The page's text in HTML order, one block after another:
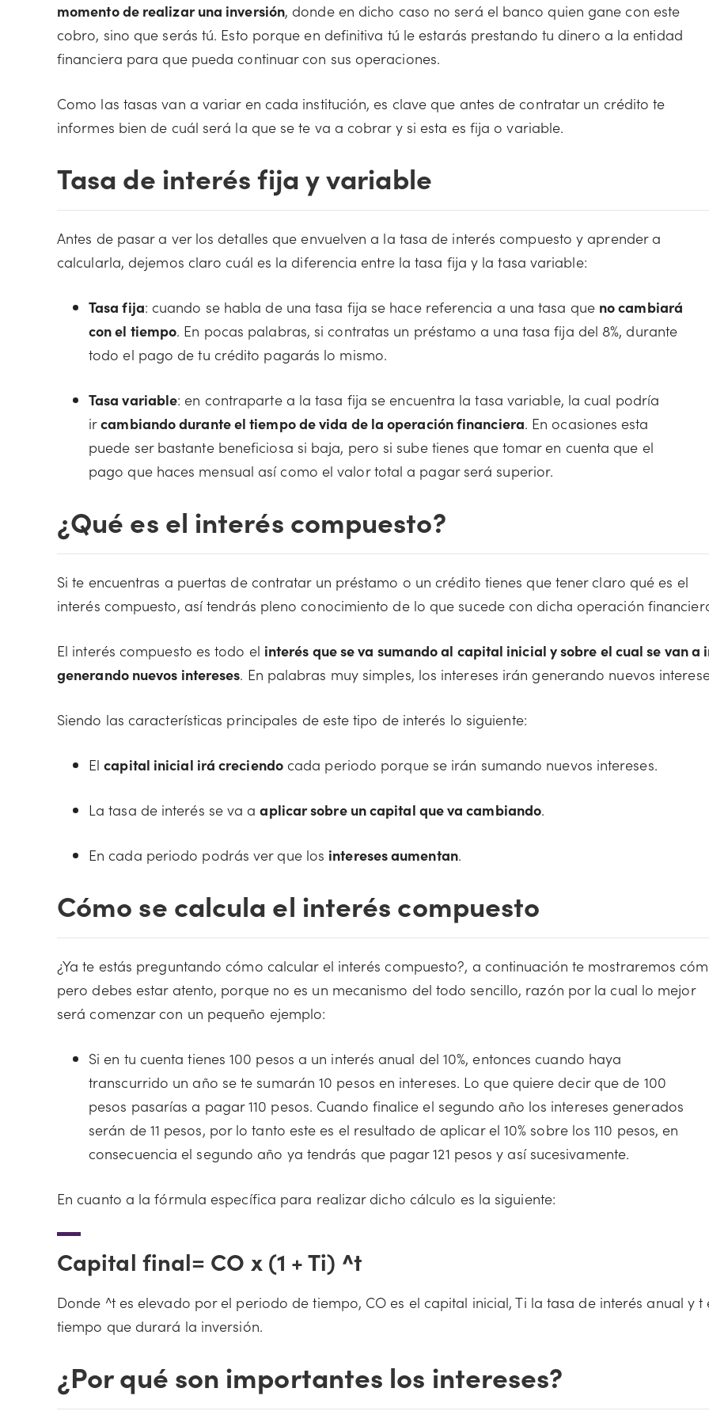
momento de realizar una inversión, donde en dicho caso no será el banco quien gane con este
cobro, sino que serás tú. Esto porque en definitiva tú le estarás prestando tu dinero a la entidad
financiera para que pueda continuar con sus operaciones.
Como las tasas van a variar en cada institución, es clave que antes de contratar un crédito te
informes bien de cuál será la que se te va a cobrar y si esta es fija o variable.
Tasa de interés fija y variable
Antes de pasar a ver los detalles que envuelven a la tasa de interés compuesto y aprender a
calcularla, dejemos claro cuál es la diferencia entre la tasa fija y la tasa variable:
Tasa fija: cuando se habla de una tasa fija se hace referencia a una tasa que no cambiará
con el tiempo. En pocas palabras, si contratas un préstamo a una tasa fija del 8%, durante
todo el pago de tu crédito pagarás lo mismo.
Tasa variable: en contraparte a la tasa fija se encuentra la tasa variable, la cual podría
ircambiando durante el tiempo de vida de la operación financiera. En ocasiones esta
puede ser bastante beneficiosa si baja, pero si sube tienes que tomar en cuenta que el
pago que haces mensual así como el valor total a pagar será superior.
¿Qué es el interés compuesto?
Si te encuentras a puertas de contratar un préstamo o un crédito tienes que tener claro qué es el
interés compuesto, así tendrás pleno conocimiento de lo que sucede con dicha operación
El interés compuesto es todo el interés que se va sumando al capital inicial y sobre el cual se van a
generando nuevos intereses. En palabras muy simples, los intereses irán generando nuevos
Siendo las características principales de este tipo de interés lo siguiente:
Elcapital inicial irá creciendocada periodo porque se irán sumando nuevos intereses.
La tasa de interés se va aaplicar sobre un capital que va cambiando.
En cada periodo podrás ver que los intereses aumentan.
Cómo se calcula el interés compuesto
¿Ya te estás preguntando cómo calcular el interés compuesto?, a continuación te mostraremos
pero debes estar atento, porque no es un mecanismo del todo sencillo, razón por la cual lo mejor
será comenzar con un pequeño ejemplo:
Si en tu cuenta tienes 100 pesos a un interés anual del 10%, entonces cuando haya
transcurrido un año se te sumarán 10 pesos en intereses. Lo que quiere decir que de 100
pesos pasarías a pagar 110 pesos. Cuando finalice el segundo año los intereses generados
serán de 11 pesos, por lo tanto este es el resultado de aplicar el 10% sobre los 110 pesos, en
consecuencia el segundo año ya tendrás que pagar 121 pesos y así sucesivamente.
En cuanto a la fórmula específica para realizar dicho cálculo es la siguiente:
Capital final= CO x (1 + Ti) ^t
Donde ^t es elevado por el periodo de tiempo, CO es el capital inicial, Ti la tasa de interés anual y t
tiempo que durará la inversión.
¿Por qué son importantes los intereses?